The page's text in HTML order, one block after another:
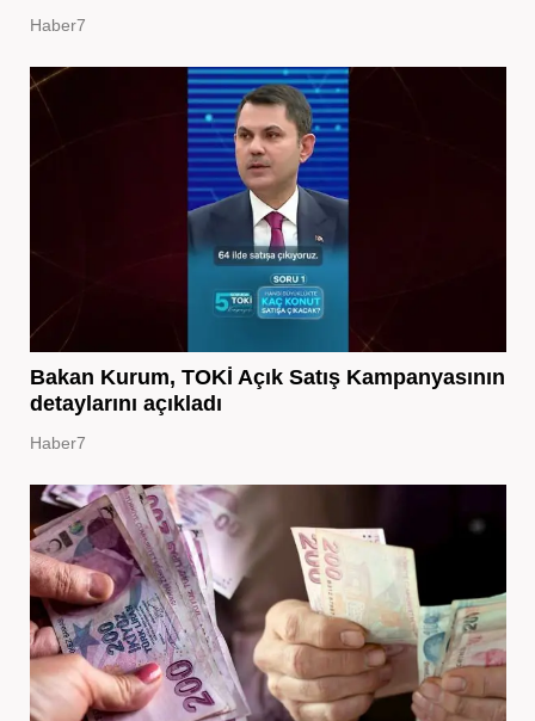
Haber7
Bakan Kurum, TOKİ Açık Satış Kampanyasının
detaylarını açıkladı
Haber7